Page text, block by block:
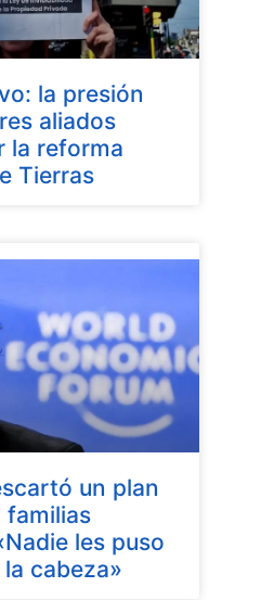
la presión
aliados
la reforma
Tierras
un plan
familias
les puso
cabeza»